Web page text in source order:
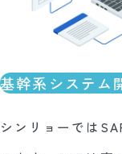
基幹系システム
シンリョーでは